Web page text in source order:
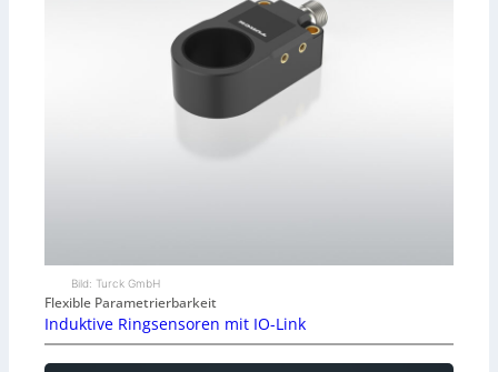
Bild: Turck GmbH
Flexible Parametrierbarkeit
Induktive Ringsensoren mit IO-Link